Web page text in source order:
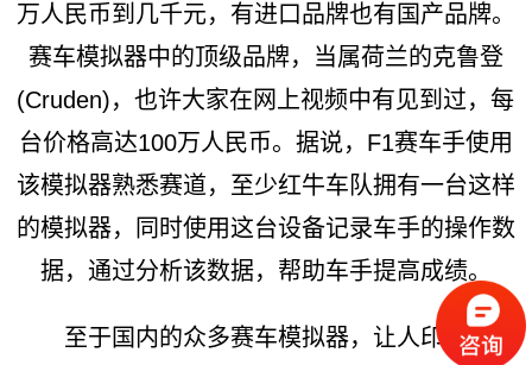
万人民币到几千元，有进口品牌也有国产品牌。
赛车模拟器中的顶级品牌，当属荷兰的克鲁登
(Cruden)，也许大家在网上视频中有见到过，每
台价格高达100万人民币。据说，F1赛车手使用
该模拟器熟悉赛道，至少红牛车队拥有一台这样
的模拟器，同时使用这台设备记录车手的操作数
据，通过分析该数据，帮助车手提高成绩。
至于国内的众多赛车模拟器，让人印象深刻